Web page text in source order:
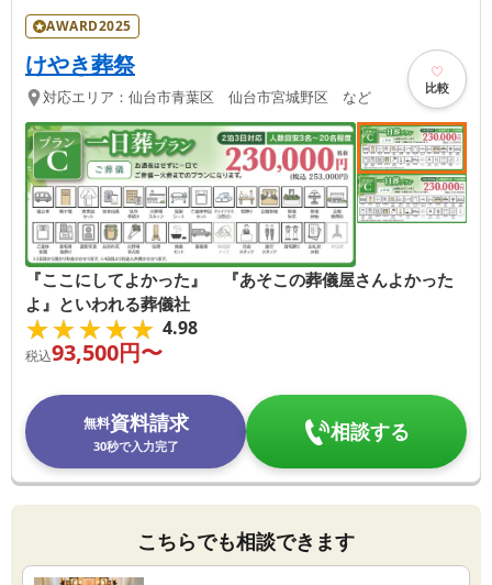
AWARD2025
けやき葬祭
対応エリア： 仙台市青葉区 仙台市宮城野区 など 比較
『ここにしてよかった』 『あそこの葬儀屋さんよかった
よ』といわれる葬儀社
★★★★★
★★★★★ 4.98
税込93,500円〜
無料資料請求
30秒で入力完了
相談する
こちらでも相談できます